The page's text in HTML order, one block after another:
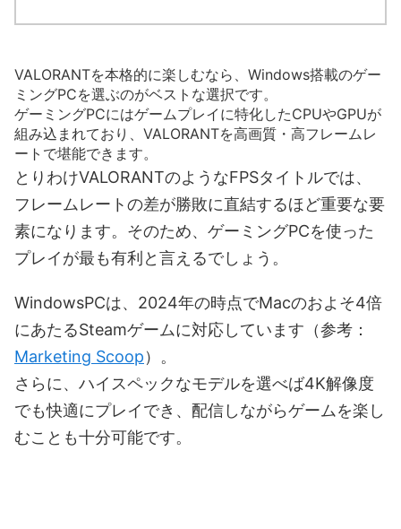
VALORANTを本格的に楽しむなら、Windows搭載のゲー
ミングPCを選ぶのがベストな選択です。
ゲーミングPCにはゲームプレイに特化したCPUやGPUが
組み込まれており、VALORANTを高画質・高フレームレ
ートで堪能できます。
とりわけVALORANTのようなFPSタイトルでは、
フレームレートの差が勝敗に直結するほど重要な要
素になります。そのため、ゲーミングPCを使った
プレイが最も有利と言えるでしょう。
WindowsPCは、2024年の時点でMacのおよそ4倍
にあたるSteamゲームに対応しています（参考：
Marketing Scoop）。
さらに、ハイスペックなモデルを選べば4K解像度
でも快適にプレイでき、配信しながらゲームを楽し
むことも十分可能です。